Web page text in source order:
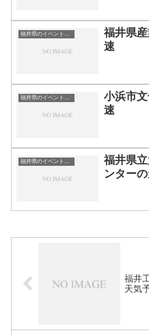
福井県
速
小浜市
速
福井県
ンター
福井
天気